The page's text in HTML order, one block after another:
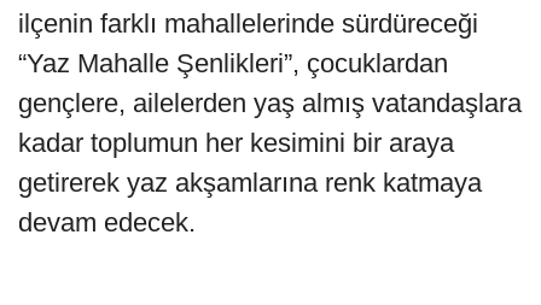
ilçenin farklı mahallelerinde sürdüreceği
“Yaz Mahalle Şenlikleri”, çocuklardan
gençlere, ailelerden yaş almış vatandaşlara
kadar toplumun her kesimini bir araya
getirerek yaz akşamlarına renk katmaya
devam edecek.